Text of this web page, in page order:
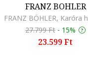
FRANZ BOHLER
27.799 Ft - 15%
23.599 Ft